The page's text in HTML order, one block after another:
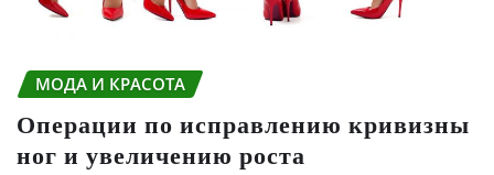
МОДА И КРАСОТА
Операции по исправлению кривизны
ног и увеличению роста